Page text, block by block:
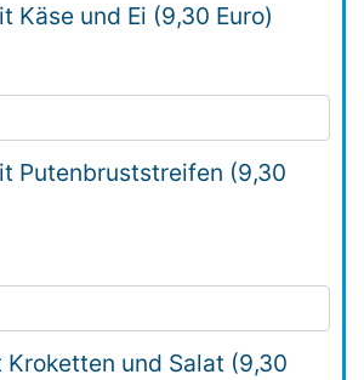
Käse und Ei (9,30 Euro)
Putenbruststreifen (9,30
und Salat (9,30